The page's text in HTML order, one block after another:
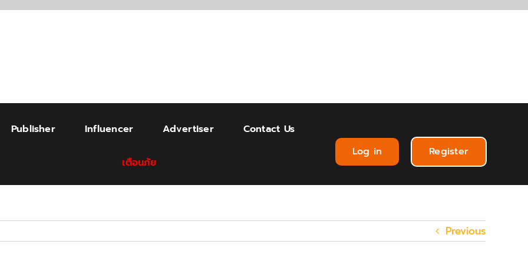
Publisher Influencer Advertiser Contact Us
เตือนภัย
Log in Register
Previous